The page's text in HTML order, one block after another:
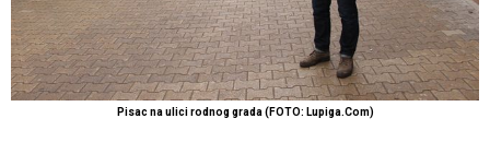
Pisac na ulici rodnog grada (FOTO: Lupiga.Com)